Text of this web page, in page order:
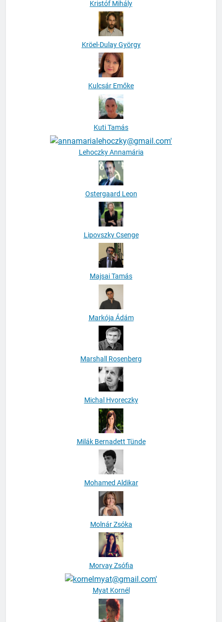
Kristóf Mihály
Kröel-Dulay György
Kulcsár Emőke
Kuti Tamás
Lehoczky Annamária
Ostergaard Leon
Lipovszky Csenge
Majsai Tamás
Markója Ádám
Marshall Rosenberg
Michal Hvoreczky
Milák Bernadett Tünde
Mohamed Aldikar
Molnár Zsóka
Morvay Zsófia
Myat Kornél